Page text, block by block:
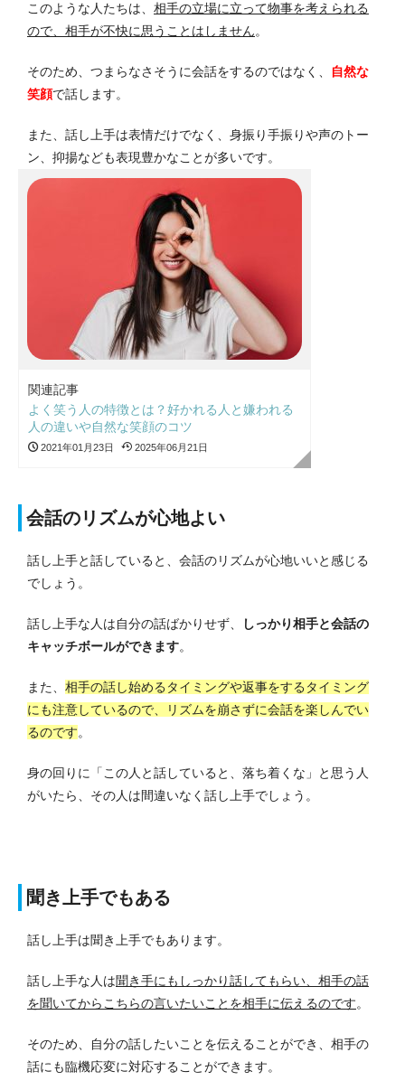
このような人たちは、 相手の立場に立って物事を考えられる
ので、相手が不快に思うことはしません。
そのため、つまらなさそうに会話をするのではなく、
自然な
笑顔で話します。
また、話し上手は表情だけでなく、身振り手振りや声のトー
ン、抑揚なども表現豊かなことが多いです。
関連記事
よく笑う人の特徴とは？好かれる人と嫌われる
人の違いや自然な笑顔のコツ
2021年01月23日 2025年06月21日
会話のリズムが心地よい
話し上手と話していると、会話のリズムが心地いいと感じる
でしょう。
話し上手な人は自分の話ばかりせず、
しっかり相手と会話の
キャッチボールができます。
また、 相手の話し始めるタイミングや返事をするタイミング
にも注意しているので、リズムを崩さずに会話を楽しんでい
るのです。
身の回りに「この人と話していると、落ち着くな」と思う人
がいたら、その人は間違いなく話し上手でしょう。
聞き上手でもある
話し上手は聞き上手でもあります。
話し上手な人は聞き手にもしっかり話してもらい、相手の話
を聞いてからこちらの言いたいことを相手に伝えるのです。
そのため、自分の話したいことを伝えることができ、相手の
話にも臨機応変に対応することができます。